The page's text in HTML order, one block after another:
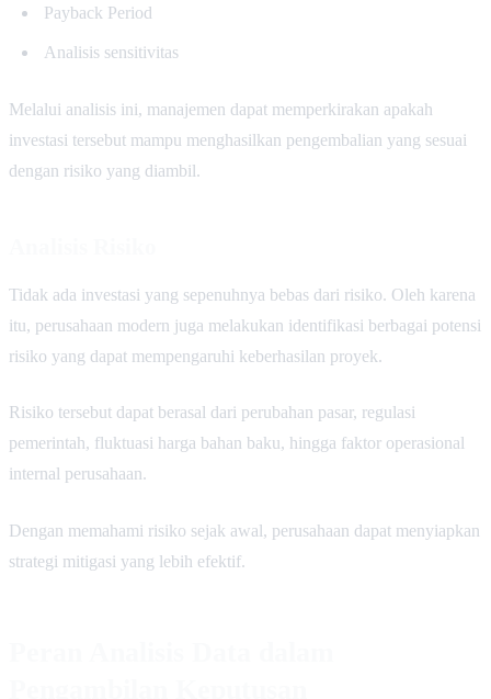
Payback Period
Analisis sensitivitas
Melalui analisis ini, manajemen dapat memperkirakan apakah
investasi tersebut mampu menghasilkan pengembalian yang sesuai
dengan risiko yang diambil.
Tidak ada investasi yang sepenuhnya bebas dari risiko. Oleh karena
itu, perusahaan modern juga melakukan identifikasi berbagai potensi
risiko yang dapat mempengaruhi keberhasilan proyek.
Risiko tersebut dapat berasal dari perubahan pasar, regulasi
pemerintah, fluktuasi harga bahan baku, hingga faktor operasional
internal perusahaan.
Dengan memahami risiko sejak awal, perusahaan dapat menyiapkan
strategi mitigasi yang lebih efektif.